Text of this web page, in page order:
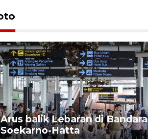
Arus balik Lebaran di Bandara
Soekarno-Hatta